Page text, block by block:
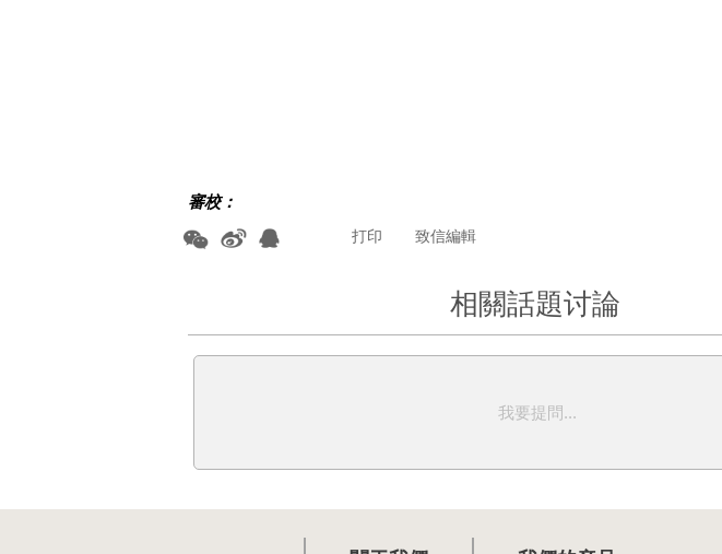
審校：
致信編輯
打印
相關話題讨論
我要提問...